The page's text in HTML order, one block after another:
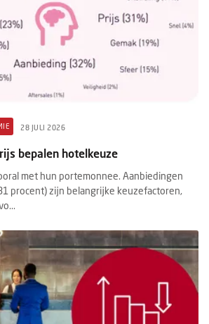
28 JULI 2026
bepalen hotelkeuze
met hun portemonnee. Aanbiedingen
procent) zijn belangrijke keuzefactoren,